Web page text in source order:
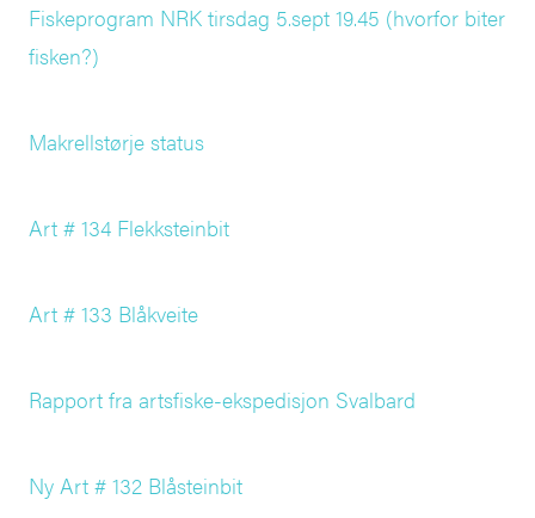
Fiskeprogram NRK tirsdag 5.sept 19.45 (hvorfor biter
fisken?)
Makrellstørje status
Art # 134 Flekksteinbit
Art # 133 Blåkveite
Rapport fra artsfiske-ekspedisjon Svalbard
Ny Art # 132 Blåsteinbit